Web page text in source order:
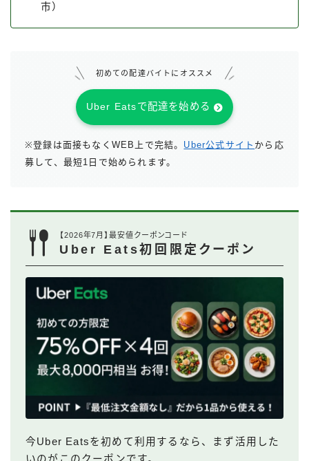
市）
初めての配達バイトにオススメ
Uber Eatsで配達を始める
※登録は面接もなくWEB上で完結。 Uber公式サイト から応
募して、最短1日で始められます。
【2026年7月】最安値クーポンコード
Uber Eats初回限定クーポン
今Uber Eatsを初めて利用するなら、まず活用した
いのがこのクーポンです。